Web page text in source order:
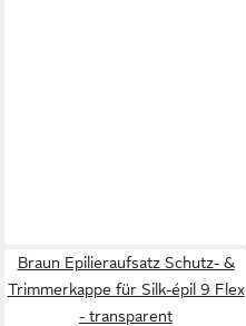
Braun Epilieraufsatz Schutz- &
Trimmerkappe für Silk-épil 9 Flex
- transparent